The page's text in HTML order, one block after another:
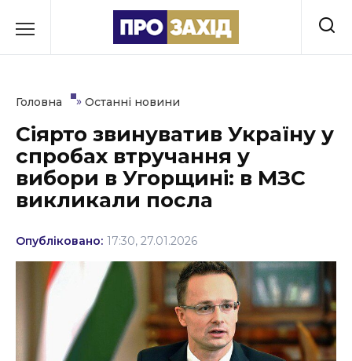
до
Культура
Освіта
Політика
Соціум
Спорт
Головна » Останні новини
Сіярто звинуватив Україну у
спробах втручання у
вибори в Угорщині: в МЗС
викликали посла
Опубліковано: 17:30, 27.01.2026